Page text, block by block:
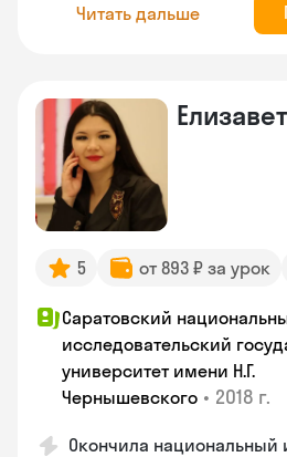
Читать дальше
5 от 893 ₽ за урок
Саратовский
исследовательский
университет имени Н.Г.
Чернышевского • 2018 г.
Окончила национальный